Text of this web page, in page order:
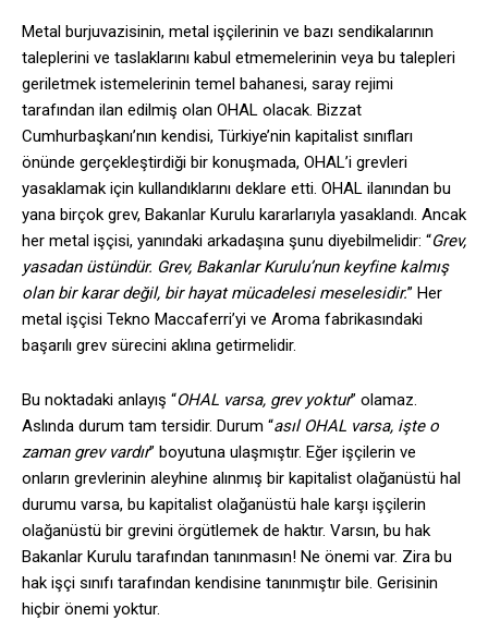
Metal burjuvazisinin, metal işçilerinin ve bazı sendikalarının
taleplerini ve taslaklarını kabul etmemelerinin veya bu talepleri
geriletmek istemelerinin temel bahanesi, saray rejimi
tarafından ilan edilmiş olan OHAL olacak. Bizzat
Cumhurbaşkanı’nın kendisi, Türkiye’nin kapitalist sınıfları
önünde gerçekleştirdiği bir konuşmada, OHAL’i grevleri
yasaklamak için kullandıklarını deklare etti. OHAL ilanından bu
yana birçok grev, Bakanlar Kurulu kararlarıyla yasaklandı. Ancak
her metal işçisi, yanındaki arkadaşına şunu diyebilmelidir: “Grev,
yasadan üstündür. Grev, Bakanlar Kurulu’nun keyfine kalmış
olan bir karar değil, bir hayat mücadelesi meselesidir.” Her
metal işçisi Tekno Maccaferri’yi ve Aroma fabrikasındaki
başarılı grev sürecini aklına getirmelidir.
Bu noktadaki anlayış “OHAL varsa, grev yoktur” olamaz.
Aslında durum tam tersidir. Durum “asıl OHAL varsa, işte o
zaman grev vardır” boyutuna ulaşmıştır. Eğer işçilerin ve
onların grevlerinin aleyhine alınmış bir kapitalist olağanüstü hal
durumu varsa, bu kapitalist olağanüstü hale karşı işçilerin
olağanüstü bir grevini örgütlemek de haktır. Varsın, bu hak
Bakanlar Kurulu tarafından tanınmasın! Ne önemi var. Zira bu
hak işçi sınıfı tarafından kendisine tanınmıştır bile. Gerisinin
hiçbir önemi yoktur.